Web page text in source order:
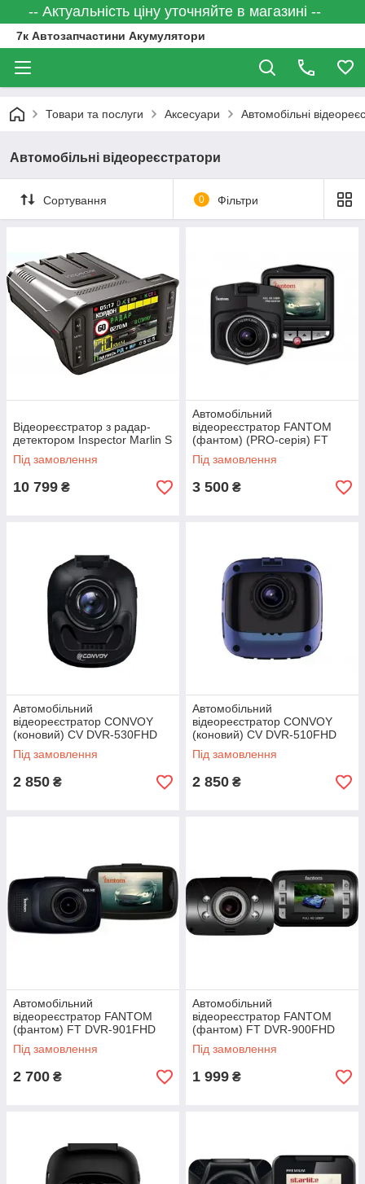
-- Актуальність ціну уточняйте в магазині --
7к Автозапчастини Акумулятори
Товари та послуги Аксесуари Автомобільні
Автомобільні відеореєстратори
Сортування 0 Фільтри
Відеореєстратор з радар-
детектором Inspector Marlin S
Під замовлення
10 799 ₴
Автомобільний
відеореєстратор FANTOM
(фантом) (PRO-серія) FT
PRO-501FHD
Під замовлення
3 500 ₴
Автомобільний
відеореєстратор CONVOY
(коновий) CV DVR-530FHD
Під замовлення
2 850 ₴
Автомобільний
відеореєстратор CONVOY
(коновий) CV DVR-510FHD
Під замовлення
2 850 ₴
Автомобільний
відеореєстратор FANTOM
(фантом) FT DVR-901FHD
Під замовлення
2 700 ₴
Автомобільний
відеореєстратор FANTOM
(фантом) FT DVR-900FHD
Під замовлення
1 999 ₴